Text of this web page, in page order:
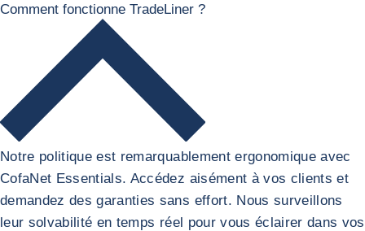
Comment fonctionne TradeLiner ?
Notre politique est remarquablement ergonomique avec
CofaNet Essentials. Accédez aisément à vos clients et
demandez des garanties sans effort. Nous surveillons
leur solvabilité en temps réel pour vous éclairer dans vos